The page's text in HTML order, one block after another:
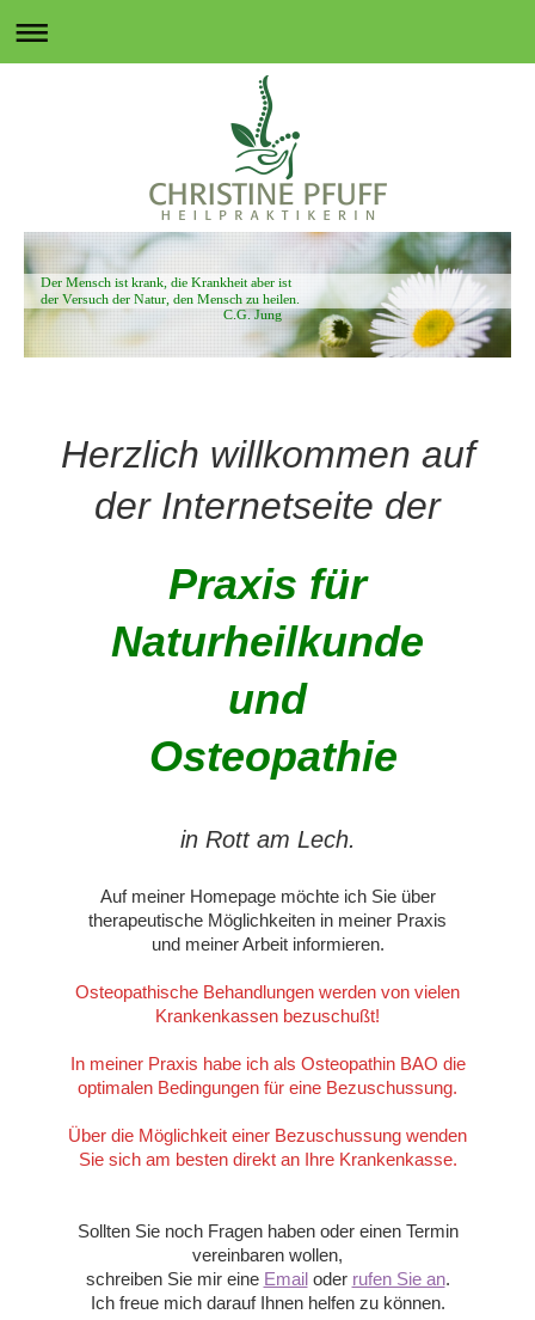
Der Mensch ist krank, die Krankheit aber ist
der Versuch der Natur, den Mensch zu heilen.
C.G. Jung
Herzlich willkommen auf
der Internetseite der
Praxis für
Naturheilkunde
und
Osteopathie
in Rott am Lech.
Auf meiner Homepage möchte ich Sie über
therapeutische Möglichkeiten in meiner Praxis
und meiner Arbeit informieren.
Osteopathische Behandlungen werden von vielen
Krankenkassen bezuschußt!
In meiner Praxis habe ich als Osteopathin BAO die
optimalen Bedingungen für eine Bezuschussung.
Über die Möglichkeit einer Bezuschussung wenden
Sie sich am besten direkt an Ihre Krankenkasse.
Sollten Sie noch Fragen haben oder einen Termin
vereinbaren wollen,
schreiben Sie mir eine Emailoder rufen Sie an.
Ich freue mich darauf Ihnen helfen zu können.